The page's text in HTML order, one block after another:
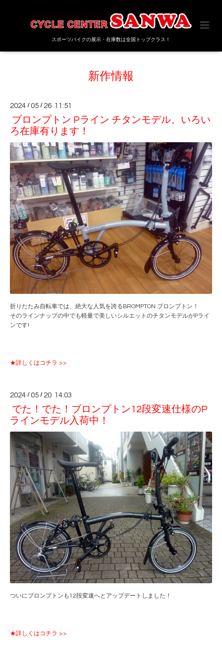
スポーツバイクの展示・在庫数は全国トップクラス！
新作情報
2024 /05 / 26 11:51
ブロンプトン Pライン チタンモデル、いろい
ろ在庫有ります！
折りたたみ自転車では、絶大な人気を誇るBROMPTON ブロンプトン！
そのラインナップの中でも軽量で美しいシルエットのチタンモデルがPライ
ンです!
★詳しくはコチラ >>
2024 /05 / 20 14:03
でた！でた！ブロンプトン12段変速仕様のP
ラインモデル入荷中！
ついにブロンプトンも12段変速へとアップデートしました！
★詳しくはコチラ >>